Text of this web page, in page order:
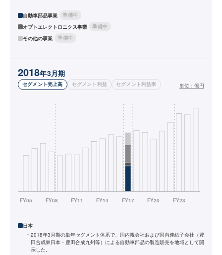
自動車部品事業
準備中
オプトエレクトロニクス事業
準備中
その他の事業
準備中
2018年3月期
セグメント売上高 セグメント利益 セグメント利益率 単位： 億円
日本
2018年3月期の単年セグメント体系で、国内親会社および国内連結子会社（豊
田合成東日本・豊田合成九州等）による自動車部品の製造販売を地域として開
示した。